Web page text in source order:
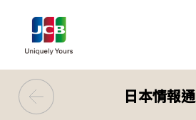
日本情報通